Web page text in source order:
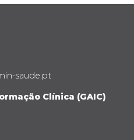
saude.pt
Clínica (GAIC)